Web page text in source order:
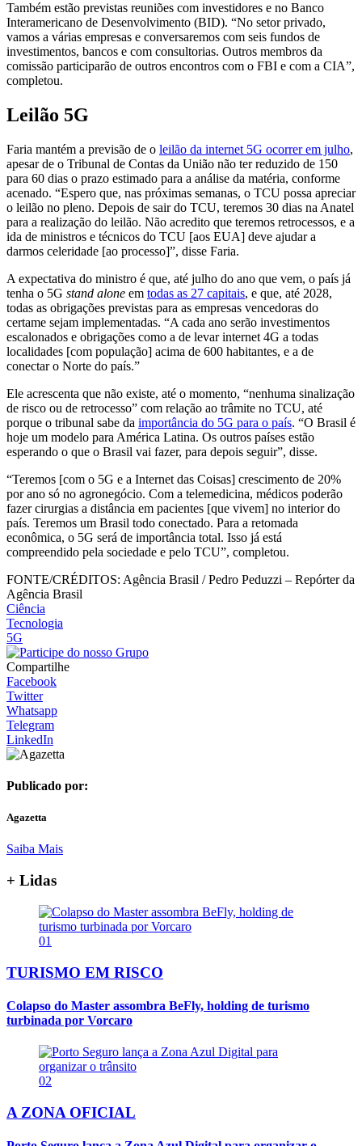
Também estão previstas reuniões com investidores e no Banco
Interamericano de Desenvolvimento (BID). “No setor privado,
vamos a várias empresas e conversaremos com seis fundos de
investimentos, bancos e com consultorias. Outros membros da
comissão participarão de outros encontros com o FBI e com a CIA”,
completou.
Leilão 5G
Faria mantém a previsão de o leilão da internet 5G ocorrer em julho,
apesar de o Tribunal de Contas da União não ter reduzido de 150
para 60 dias o prazo estimado para a análise da matéria, conforme
acenado. “Espero que, nas próximas semanas, o TCU possa apreciar
o leilão no pleno. Depois de sair do TCU, teremos 30 dias na Anatel
para a realização do leilão. Não acredito que teremos retrocessos, e a
ida de ministros e técnicos do TCU [aos EUA] deve ajudar a
darmos celeridade [ao processo]”, disse Faria.
A expectativa do ministro é que, até julho do ano que vem, o país já
tenha o 5G stand alone em todas as 27 capitais, e que, até 2028,
todas as obrigações previstas para as empresas vencedoras do
certame sejam implementadas. “A cada ano serão investimentos
escalonados e obrigações como a de levar internet 4G a todas
localidades [com população] acima de 600 habitantes, e a de
conectar o Norte do país.”
Ele acrescenta que não existe, até o momento, “nenhuma sinalização
de risco ou de retrocesso” com relação ao trâmite no TCU, até
porque o tribunal sabe da importância do 5G para o país. “O Brasil é
hoje um modelo para América Latina. Os outros países estão
esperando o que o Brasil vai fazer, para depois seguir”, disse.
“Teremos [com o 5G e a Internet das Coisas] crescimento de 20%
por ano só no agronegócio. Com a telemedicina, médicos poderão
fazer cirurgias a distância em pacientes [que vivem] no interior do
país. Teremos um Brasil todo conectado. Para a retomada
econômica, o 5G será de importância total. Isso já está
compreendido pela sociedade e pelo TCU”, completou.
FONTE/CRÉDITOS: Agência Brasil / Pedro Peduzzi – Repórter da
Agência Brasil
Ciência
Tecnologia
5G
Compartilhe
Facebook
Twitter
Whatsapp
Telegram
LinkedIn
Publicado por:
Agazetta
Saiba Mais
+ Lidas
01
TURISMO EM RISCO
Colapso do Master assombra BeFly, holding de turismo
turbinada por Vorcaro
02
A ZONA OFICIAL